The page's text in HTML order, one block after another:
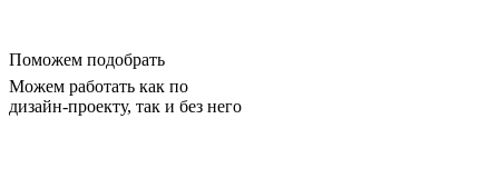
Поможем подобрать
Можем работать как по
дизайн-проекту, так и без него